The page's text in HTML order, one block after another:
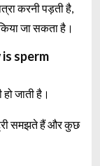
करनी पड़ती है,
जा सकता है।
is sperm
जाती है।
समझते हैं और कुछ